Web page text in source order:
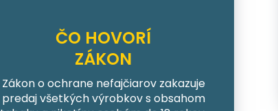
ČO HOVORÍ
ZÁKON
Zákon o ochrane nefajčiarov zakazuje
predaj všetkých výrobkov s obsahom